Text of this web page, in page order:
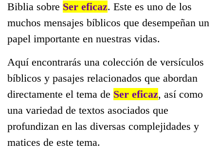
Biblia sobre Ser eficaz. Este es uno de los
muchos mensajes bíblicos que desempeñan un
papel importante en nuestras vidas.
Aquí encontrarás una colección de versículos
bíblicos y pasajes relacionados que abordan
directamente el tema de Ser eficaz, así como
una variedad de textos asociados que
profundizan en las diversas complejidades y
matices de este tema.